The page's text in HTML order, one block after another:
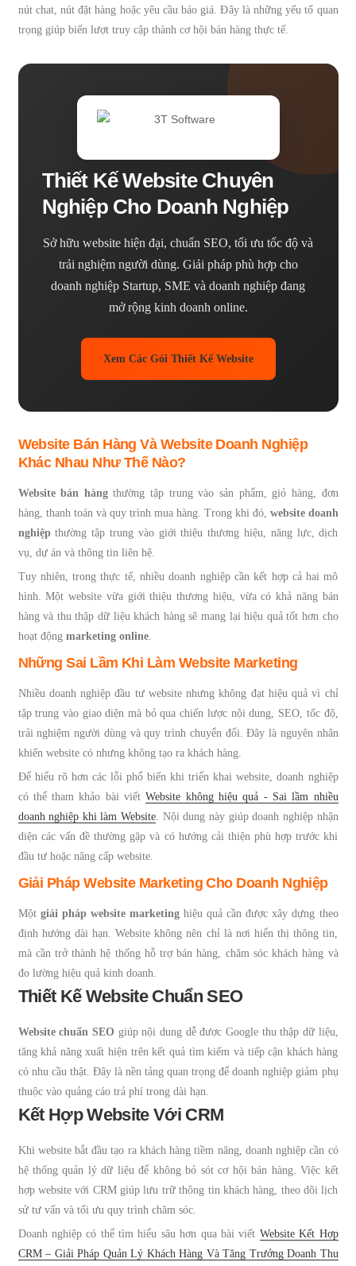
nút chat, nút đặt hàng hoặc yêu cầu báo giá. Đây là những yếu tố quan
trọng giúp biến lượt truy cập thành cơ hội bán hàng thực tế.
Thiết Kế Website Chuyên
Nghiệp Cho Doanh Nghiệp
Sở hữu website hiện đại, chuẩn SEO, tối ưu tốc độ và
trải nghiệm người dùng. Giải pháp phù hợp cho
doanh nghiệp Startup, SME và doanh nghiệp đang
mở rộng kinh doanh online.
Xem Các Gói Thiết Kế Website
Website Bán Hàng Và Website Doanh Nghiệp
Khác Nhau Như Thế Nào?
Website bán hàngthường tập trung vào sản phẩm, giỏ hàng, đơn
hàng, thanh toán và quy trình mua hàng. Trong khi đó, website doanh
nghiệpthường tập trung vào giới thiệu thương hiệu, năng lực, dịch
vụ, dự án và thông tin liên hệ.
Tuy nhiên, trong thực tế, nhiều doanh nghiệp cần kết hợp cả hai mô
hình. Một website vừa giới thiệu thương hiệu, vừa có khả năng bán
hàng và thu thập dữ liệu khách hàng sẽ mang lại hiệu quả tốt hơn cho
hoạt động marketing online.
Những Sai Lầm Khi Làm Website Marketing
Nhiều doanh nghiệp đầu tư website nhưng không đạt hiệu quả vì chỉ
tập trung vào giao diện mà bỏ qua chiến lược nội dung, SEO, tốc độ,
trải nghiệm người dùng và quy trình chuyển đổi. Đây là nguyên nhân
khiến website có nhưng không tạo ra khách hàng.
Để hiểu rõ hơn các lỗi phổ biến khi triển khai website, doanh nghiệp
có thể tham khảo bài viếtWebsite không hiệu quả - Sai lầm nhiều
doanh nghiệp khi làm Website . Nội dung này giúp doanh nghiệp nhận
diện các vấn đề thường gặp và có hướng cải thiện phù hợp trước khi
đầu tư hoặc nâng cấp website.
Giải Pháp Website Marketing Cho Doanh Nghiệp
Một giải pháp website marketinghiệu quả cần được xây dựng theo
định hướng dài hạn. Website không nên chỉ là nơi hiển thị thông tin,
mà cần trở thành hệ thống hỗ trợ bán hàng, chăm sóc khách hàng và
đo lường hiệu quả kinh doanh.
Thiết Kế Website Chuẩn SEO
Website chuẩn SEO giúp nội dung dễ được Google thu thập dữ liệu,
tăng khả năng xuất hiện trên kết quả tìm kiếm và tiếp cận khách hàng
có nhu cầu thật. Đây là nền tảng quan trọng để doanh nghiệp giảm phụ
thuộc vào quảng cáo trả phí trong dài hạn.
Kết Hợp Website Với CRM
Khi website bắt đầu tạo ra khách hàng tiềm năng, doanh nghiệp cần có
hệ thống quản lý dữ liệu để không bỏ sót cơ hội bán hàng. Việc kết
hợp website với CRM giúp lưu trữ thông tin khách hàng, theo dõi lịch
sử tư vấn và tối ưu quy trình chăm sóc.
Doanh nghiệp có thể tìm hiểu sâu hơn qua bài viết Website Kết Hợp
CRM – Giải Pháp Quản Lý Khách Hàng Và Tăng Trưởng Doanh Thu